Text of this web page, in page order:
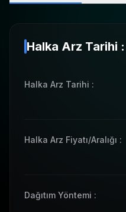
Halka Arz Tarihi :
Halka Arz Tarihi :
Halka Arz Fiyatı/Aralığı :
Dağıtım Yöntemi :